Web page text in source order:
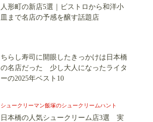
人形町の新店5選｜ビストロから和洋小
皿まで名店の予感を醸す話題店
ちらし寿司に開眼したきっかけは日本橋
の名店だった 少し大人になったライタ
ーの2025年ベスト10
シュークリーマン飯塚のシュークリームハント
日本橋の人気シュークリーム店3選 実